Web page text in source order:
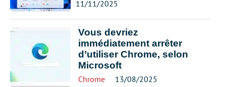
11/11/2025
Vous devriez
immédiatement arrêter
d’utiliser Chrome, selon
Microsoft
Chrome 13/08/2025